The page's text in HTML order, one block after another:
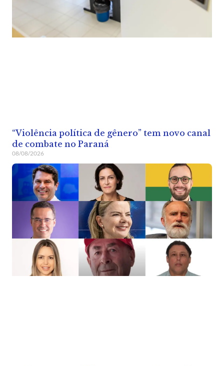
“Violência política de gênero” tem novo canal
de combate no Paraná
08/08/2026